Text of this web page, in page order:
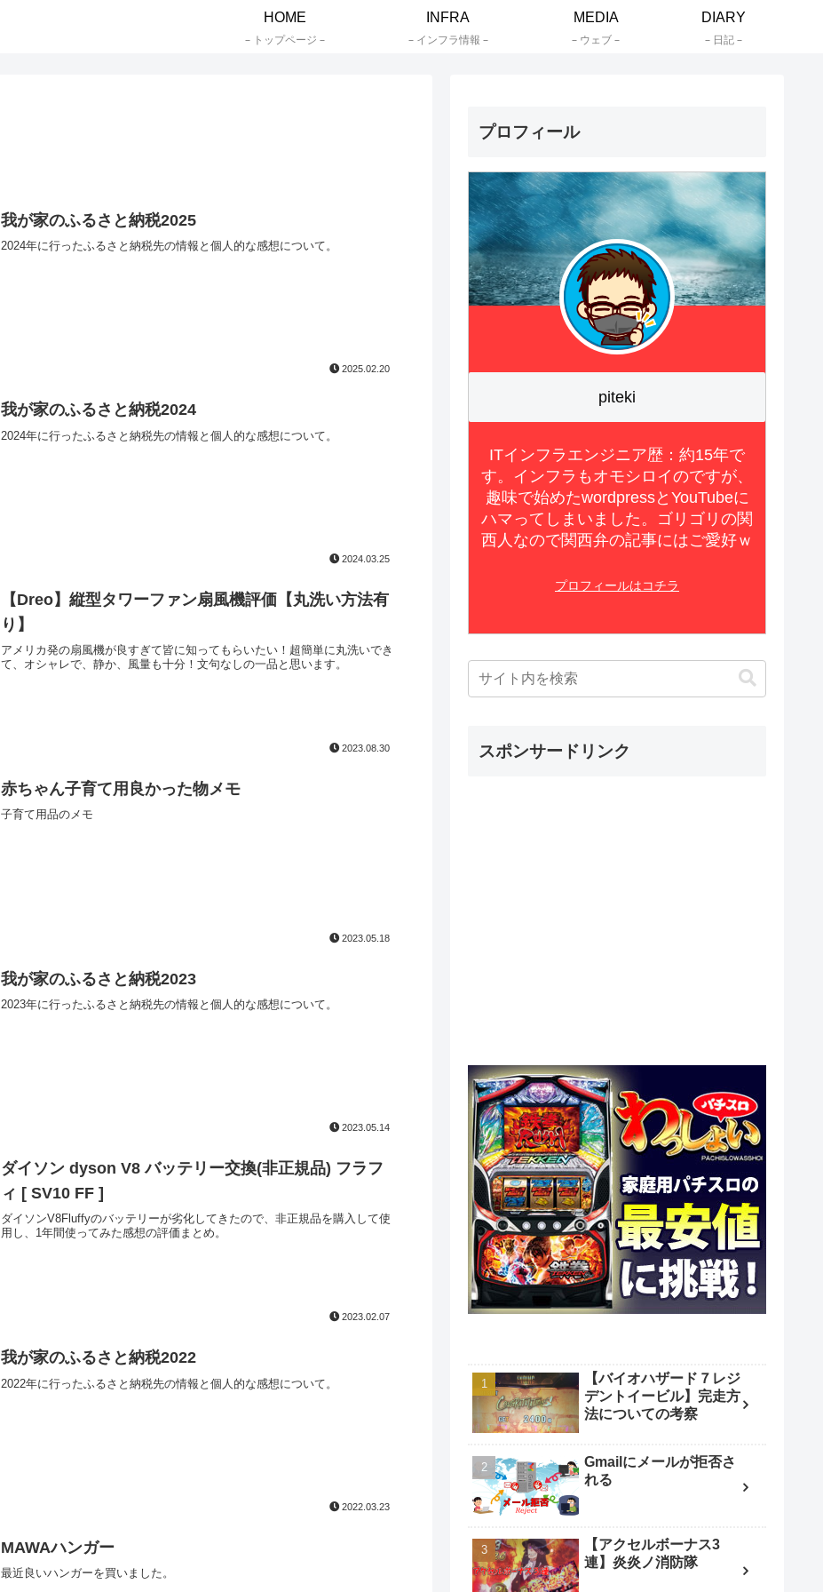
HOME
– トップページ –
INFRA
– インフラ情報 –
MEDIA
– ウェブ –
DIARY
– 日記 –
我が家のふるさと納税2025
2024年に行ったふるさと納税先の情報と個人的な感想について。
2025.02.20
我が家のふるさと納税2024
2024年に行ったふるさと納税先の情報と個人的な感想について。
2024.03.25
【Dreo】縦型タワーファン扇風機評価【丸洗い方法有
り】
アメリカ発の扇風機が良すぎて皆に知ってもらいたい！超簡単に丸洗いでき
て、オシャレで、静か、風量も十分！文句なしの一品と思います。
2023.08.30
赤ちゃん子育て用良かった物メモ
子育て用品のメモ
2023.05.18
我が家のふるさと納税2023
2023年に行ったふるさと納税先の情報と個人的な感想について。
2023.05.14
ダイソン dyson V8 バッテリー交換(非正規品) フラフ
ィ [ SV10 FF ]
ダイソンV8Fluffyのバッテリーが劣化してきたので、非正規品を購入して使
用し、1年間使ってみた感想の評価まとめ。
2023.02.07
我が家のふるさと納税2022
2022年に行ったふるさと納税先の情報と個人的な感想について。
2022.03.23
MAWAハンガー
最近良いハンガーを買いました。
プロフィール
piteki
ITインフラエンジニア歴：約15年で
す。インフラもオモシロイのですが、
趣味で始めたwordpressとYouTubeに
ハマってしまいました。ゴリゴリの関
西人なので関西弁の記事にはご愛好ｗ
プロフィールはコチラ
スポンサードリンク
【バイオハザード７レジ
デントイービル】完走方
法についての考察
Gmailにメールが拒否さ
れる
【アクセルボーナス3
連】炎炎ノ消防隊